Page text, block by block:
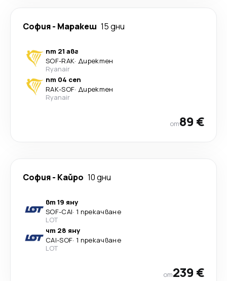
София- Маракеш 15 дни
пт 21 авг
SOF-RAK· Директен
Ryanair
пт 04 сеп
RAK-SOF· Директен
Ryanair
от89 €
София- Кайро 10 дни
вт 19 яну
SOF-CAI· 1 прекачване
LOT
чт 28 яну
CAI-SOF· 1 прекачване
LOT
от239 €